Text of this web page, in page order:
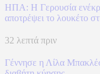
ΗΠΑ: Η Γερουσία
αποτρέψει το λουκέτο
32 λεπτά πριν
Γέννησε η Λίλα